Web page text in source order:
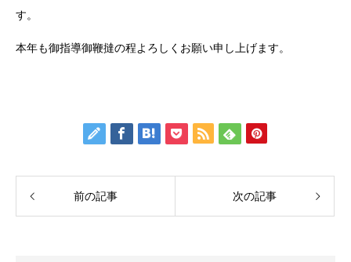
す。
本年も御指導御鞭撻の程よろしくお願い申し上げます。
前の記事 次の記事